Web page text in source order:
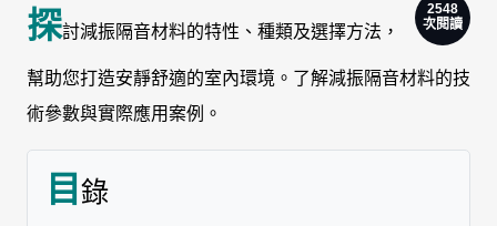
2548
次閱讀
探討減振隔音材料的特性、種類及選擇方法，
幫助您打造安靜舒適的室內環境。了解減振隔音材料的技
術參數與實際應用案例。
目 錄